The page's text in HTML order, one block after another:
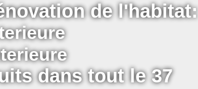
de l'habitat:
dans tout le 37